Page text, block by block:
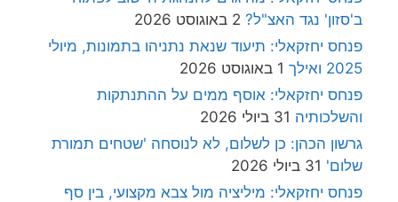
ב'סזון' נגד האצ"ל? 2 באוגוסט 2026
פנחס יחזקאלי: תיעוד שנאת נתניהו בתמונות, מיולי
2025 ואילך
1 באוגוסט 2026
פנחס יחזקאלי: אוסף ממים על ההתנתקות
והשלכותיה 31 ביולי 2026
גרשון הכהן: כן לשלום, לא לנוסחה 'שטחים תמורת
שלום' 31 ביולי 2026
פנחס יחזקאלי: מיליציה מול צבא מקצועי, בין סף